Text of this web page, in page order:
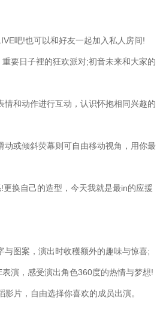
吧!也可以和好友一起加入私人房间!
要日子裡的狂欢派对;初音未来和大家的
情和动作进行互动，认识怀抱相同兴趣的
动或倾斜荧幕则可自由移动视角，用你最
换自己的造型，今天我就是最in的应援
与图案，演出时收穫额外的趣味与惊喜;
演，感受演出角色360度的热情与梦想!
片，自由选择你喜欢的成员出演。